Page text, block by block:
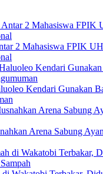
2 Mahasiswa FPIK
Kendari Gunakan
Arena Sabung